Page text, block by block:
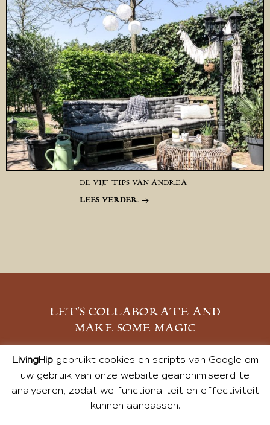
DE VIJF TIPS VAN ANDREA
LEES VERDER
LET’S COLLABORATE AND
MAKE SOME MAGIC
MELD JE AAN
LivingHipgebruikt cookies en scripts van Google om
uw gebruik van onze website geanonimiseerd te
analyseren, zodat we functionaliteit en effectiviteit
kunnen aanpassen.